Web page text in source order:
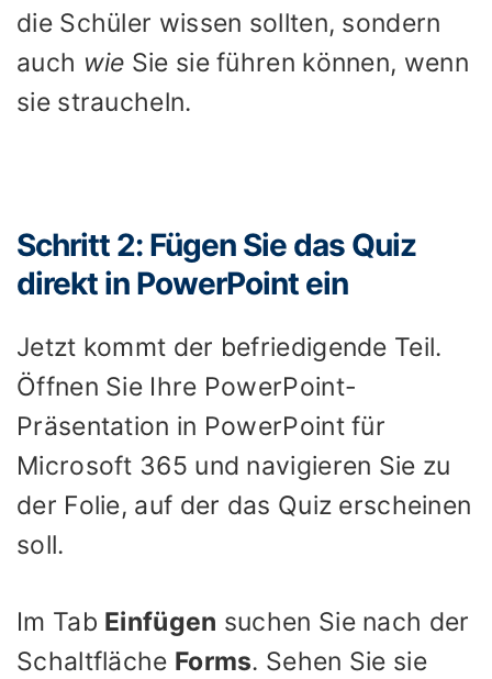
die Schüler wissen sollten, sondern
auch wie Sie sie führen können, wenn
sie straucheln.
Schritt 2: Fügen Sie das Quiz
direkt in PowerPoint ein
Jetzt kommt der befriedigende Teil.
Öffnen Sie Ihre PowerPoint-
Präsentation in PowerPoint für
Microsoft 365 und navigieren Sie zu
der Folie, auf der das Quiz erscheinen
soll.
Im Tab Einfügen suchen Sie nach der
Schaltfläche Forms. Sehen Sie sie